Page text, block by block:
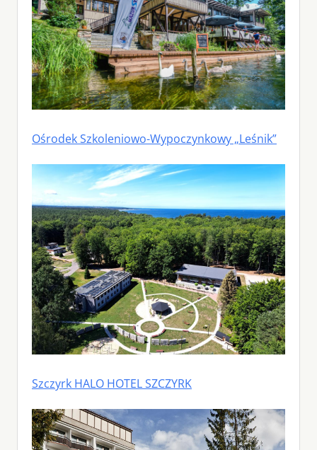
Ośrodek Szkoleniowo-Wypoczynkowy „Leśnik”
Szczyrk HALO HOTEL SZCZYRK